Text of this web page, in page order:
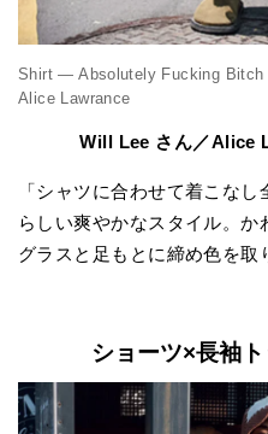
Shirt — Absolutely Fucking
Alice Lawrance
Will Lee さん／Alice
「シャツに合わせて着こな
らしい爽やかなスタイル。
グラスと足もとに締め色を取
ショーツ×長袖